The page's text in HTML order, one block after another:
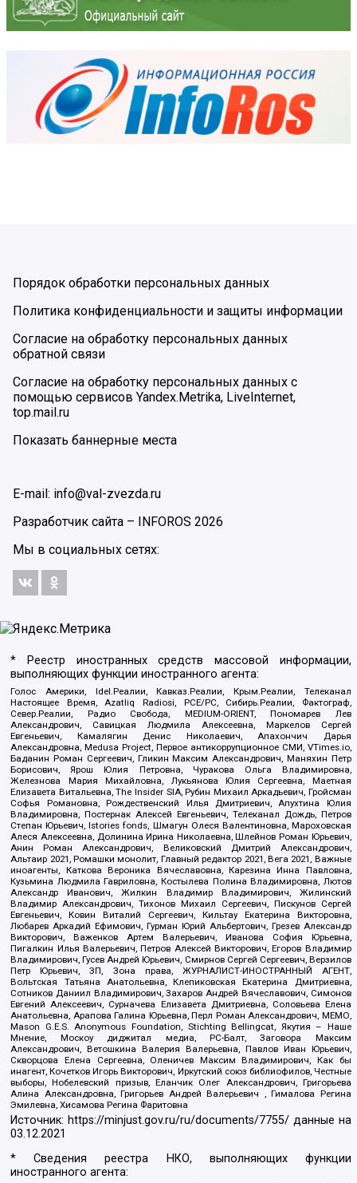
Порядок обработки персональных данных
Политика конфиденциальности и защиты информации
Согласие на обработку персональных данных
обратной связи
Согласие на обработку персональных данных с
помощью сервисов Yandex.Metrika, LiveInternet,
top.mail.ru
Показать баннерные места
E-mail: info@val-zvezda.ru
Разработчик сайта –
INFOROS 2026
Мы в социальных сетях:
* Реестр иностранных средств массовой информации,
выполняющих функции иностранного агента:
Голос Америки, Idel.Реалии, Кавказ.Реалии, Крым.Реалии, Телеканал
Настоящее Время, Azatliq Radiosi, PCE/PC, Сибирь.Реалии, Фактограф,
Север.Реалии, Радио Свобода, MEDIUM-ORIENT, Пономарев Лев
Александрович, Савицкая Людмила Алексеевна, Маркелов Сергей
Евгеньевич, Камалягин Денис Николаевич, Апахончич Дарья
Александровна, Medusa Project, Первое антикоррупционное СМИ, VTimes.io,
Баданин Роман Сергеевич, Гликин Максим Александрович, Маняхин Петр
Борисович, Ярош Юлия Петровна, Чуракова Ольга Владимировна,
Железнова Мария Михайловна, Лукьянова Юлия Сергеевна, Маетная
Елизавета Витальевна, The Insider SIA, Рубин Михаил Аркадьевич, Гройсман
Софья Романовна, Рождественский Илья Дмитриевич, Апухтина Юлия
Владимировна, Постернак Алексей Евгеньевич, Телеканал Дождь, Петров
Степан Юрьевич, Istories fonds, Шмагун Олеся Валентиновна, Мароховская
Алеся Алексеевна, Долинина Ирина Николаевна, Шлейнов Роман Юрьевич,
Анин Роман Александрович, Великовский Дмитрий Александрович,
Альтаир 2021, Ромашки монолит, Главный редактор 2021, Вега 2021, Важные
иноагенты, Каткова Вероника Вячеславовна, Карезина Инна Павловна,
Кузьмина Людмила Гавриловна, Костылева Полина Владимировна, Лютов
Александр Иванович, Жилкин Владимир Владимирович, Жилинский
Владимир Александрович, Тихонов Михаил Сергеевич, Пискунов Сергей
Евгеньевич, Ковин Виталий Сергеевич, Кильтау Екатерина Викторовна,
Любарев Аркадий Ефимович, Гурман Юрий Альбертович, Грезев Александр
Викторович, Важенков Артем Валерьевич, Иванова София Юрьевна,
Пигалкин Илья Валерьевич, Петров Алексей Викторович, Егоров Владимир
Владимирович, Гусев Андрей Юрьевич, Смирнов Сергей Сергеевич, Верзилов
Петр Юрьевич, ЗП, Зона права, ЖУРНАЛИСТ-ИНОСТРАННЫЙ АГЕНТ,
Вольтская Татьяна Анатольевна, Клепиковская Екатерина Дмитриевна,
Сотников Даниил Владимирович, Захаров Андрей Вячеславович, Симонов
Евгений Алексеевич, Сурначева Елизавета Дмитриевна, Соловьева Елена
Анатольевна, Арапова Галина Юрьевна, Перл Роман Александрович, МЕМО,
Mason G.E.S. Anonymous Foundation, Stichting Bellingcat, Якутия – Наше
Мнение, Москоу диджитал медиа, РС-Балт, Заговора Максим
Александрович, Ветошкина Валерия Валерьевна, Павлов Иван Юрьевич,
Скворцова Елена Сергеевна, Оленичев Максим Владимирович, Как бы
инагент, Кочетков Игорь Викторович, Иркутский союз библиофилов, Честные
выборы, Нобелевский призыв, Еланчик Олег Александрович, Григорьева
Алина Александровна, Григорьев Андрей Валерьевич , Гималова Регина
Эмилевна, Хисамова Регина Фаритовна
Источник: https://minjust.gov.ru/ru/documents/7755/ данные на
03.12.2021
* Сведения реестра НКО, выполняющих функции
иностранного агента: